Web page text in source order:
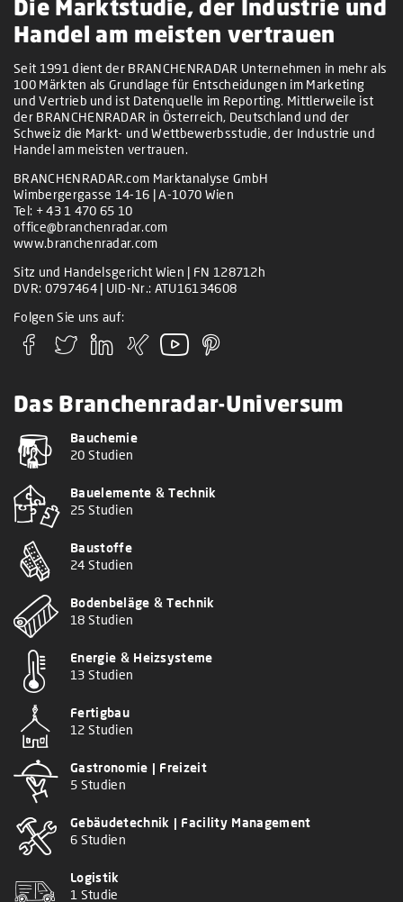
Die Marktstudie, der Industrie und
Handel am meisten vertrauen
Seit 1991 dient der BRANCHENRADAR Unternehmen in mehr als
100 Märkten als Grundlage für Entscheidungen im Marketing
und Vertrieb und ist Datenquelle im Reporting. Mittlerweile ist
der BRANCHENRADAR in Österreich, Deutschland und der
Schweiz die Markt- und Wettbewerbsstudie, der Industrie und
Handel am meisten vertrauen.
BRANCHENRADAR.com Marktanalyse GmbH
Wimbergergasse 14-16 | A-1070 Wien
Tel: + 43 1 470 65 10
office@branchenradar.com
www.branchenradar.com
Sitz und Handelsgericht Wien | FN 128712h
DVR: 0797464 | UID-Nr.: ATU16134608
Folgen Sie uns auf:
Das Branchenradar-Universum
Bauchemie
20 Studien
Bauelemente & Technik
25 Studien
Baustoffe
24 Studien
Bodenbeläge & Technik
18 Studien
Energie & Heizsysteme
13 Studien
Fertigbau
12 Studien
Gastronomie | Freizeit
5 Studien
Gebäudetechnik | Facility Management
6 Studien
Logistik
1 Studie